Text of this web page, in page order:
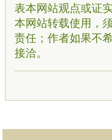
表本网站观点或证
本网站转载使用，
责任；作者如果不
接洽。